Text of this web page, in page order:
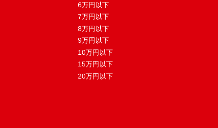
6万円以下
7万円以下
8万円以下
9万円以下
10万円以下
15万円以下
20万円以下